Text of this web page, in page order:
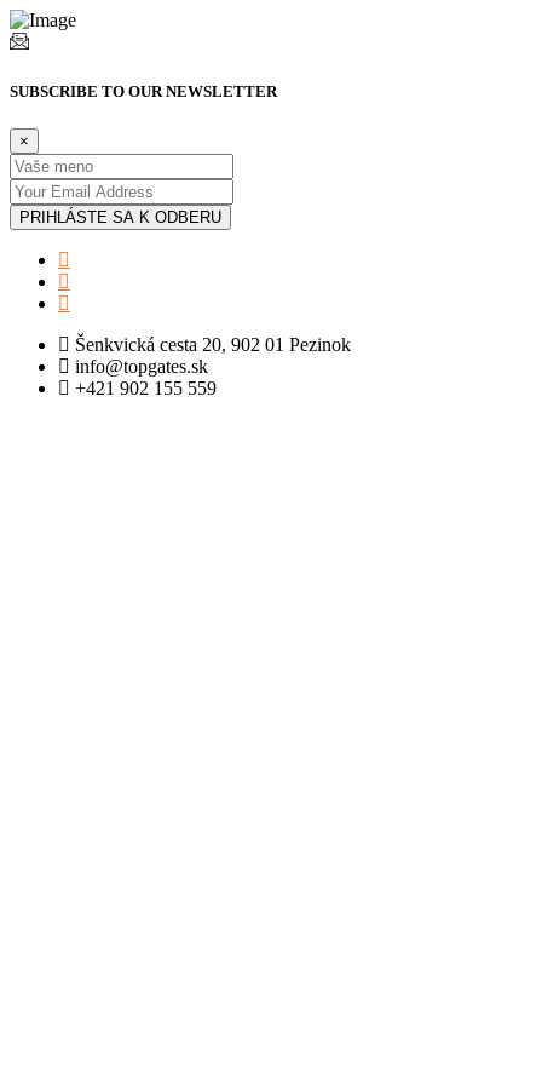
SUBSCRIBE TO OUR NEWSLETTER
×
PRIHLÁSTE SA K ODBERU
Šenkvická cesta 20, 902 01 Pezinok
info@topgates.sk
+421 902 155 559